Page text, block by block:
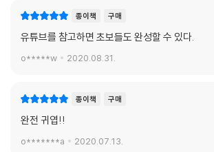
종이책 구매
유튜브를 참고하면 초보들도 완성할 수 있다.
o*****w 2020.08.31.
종이책 구매
완전 귀엽!!
o*******a 2020.07.13.